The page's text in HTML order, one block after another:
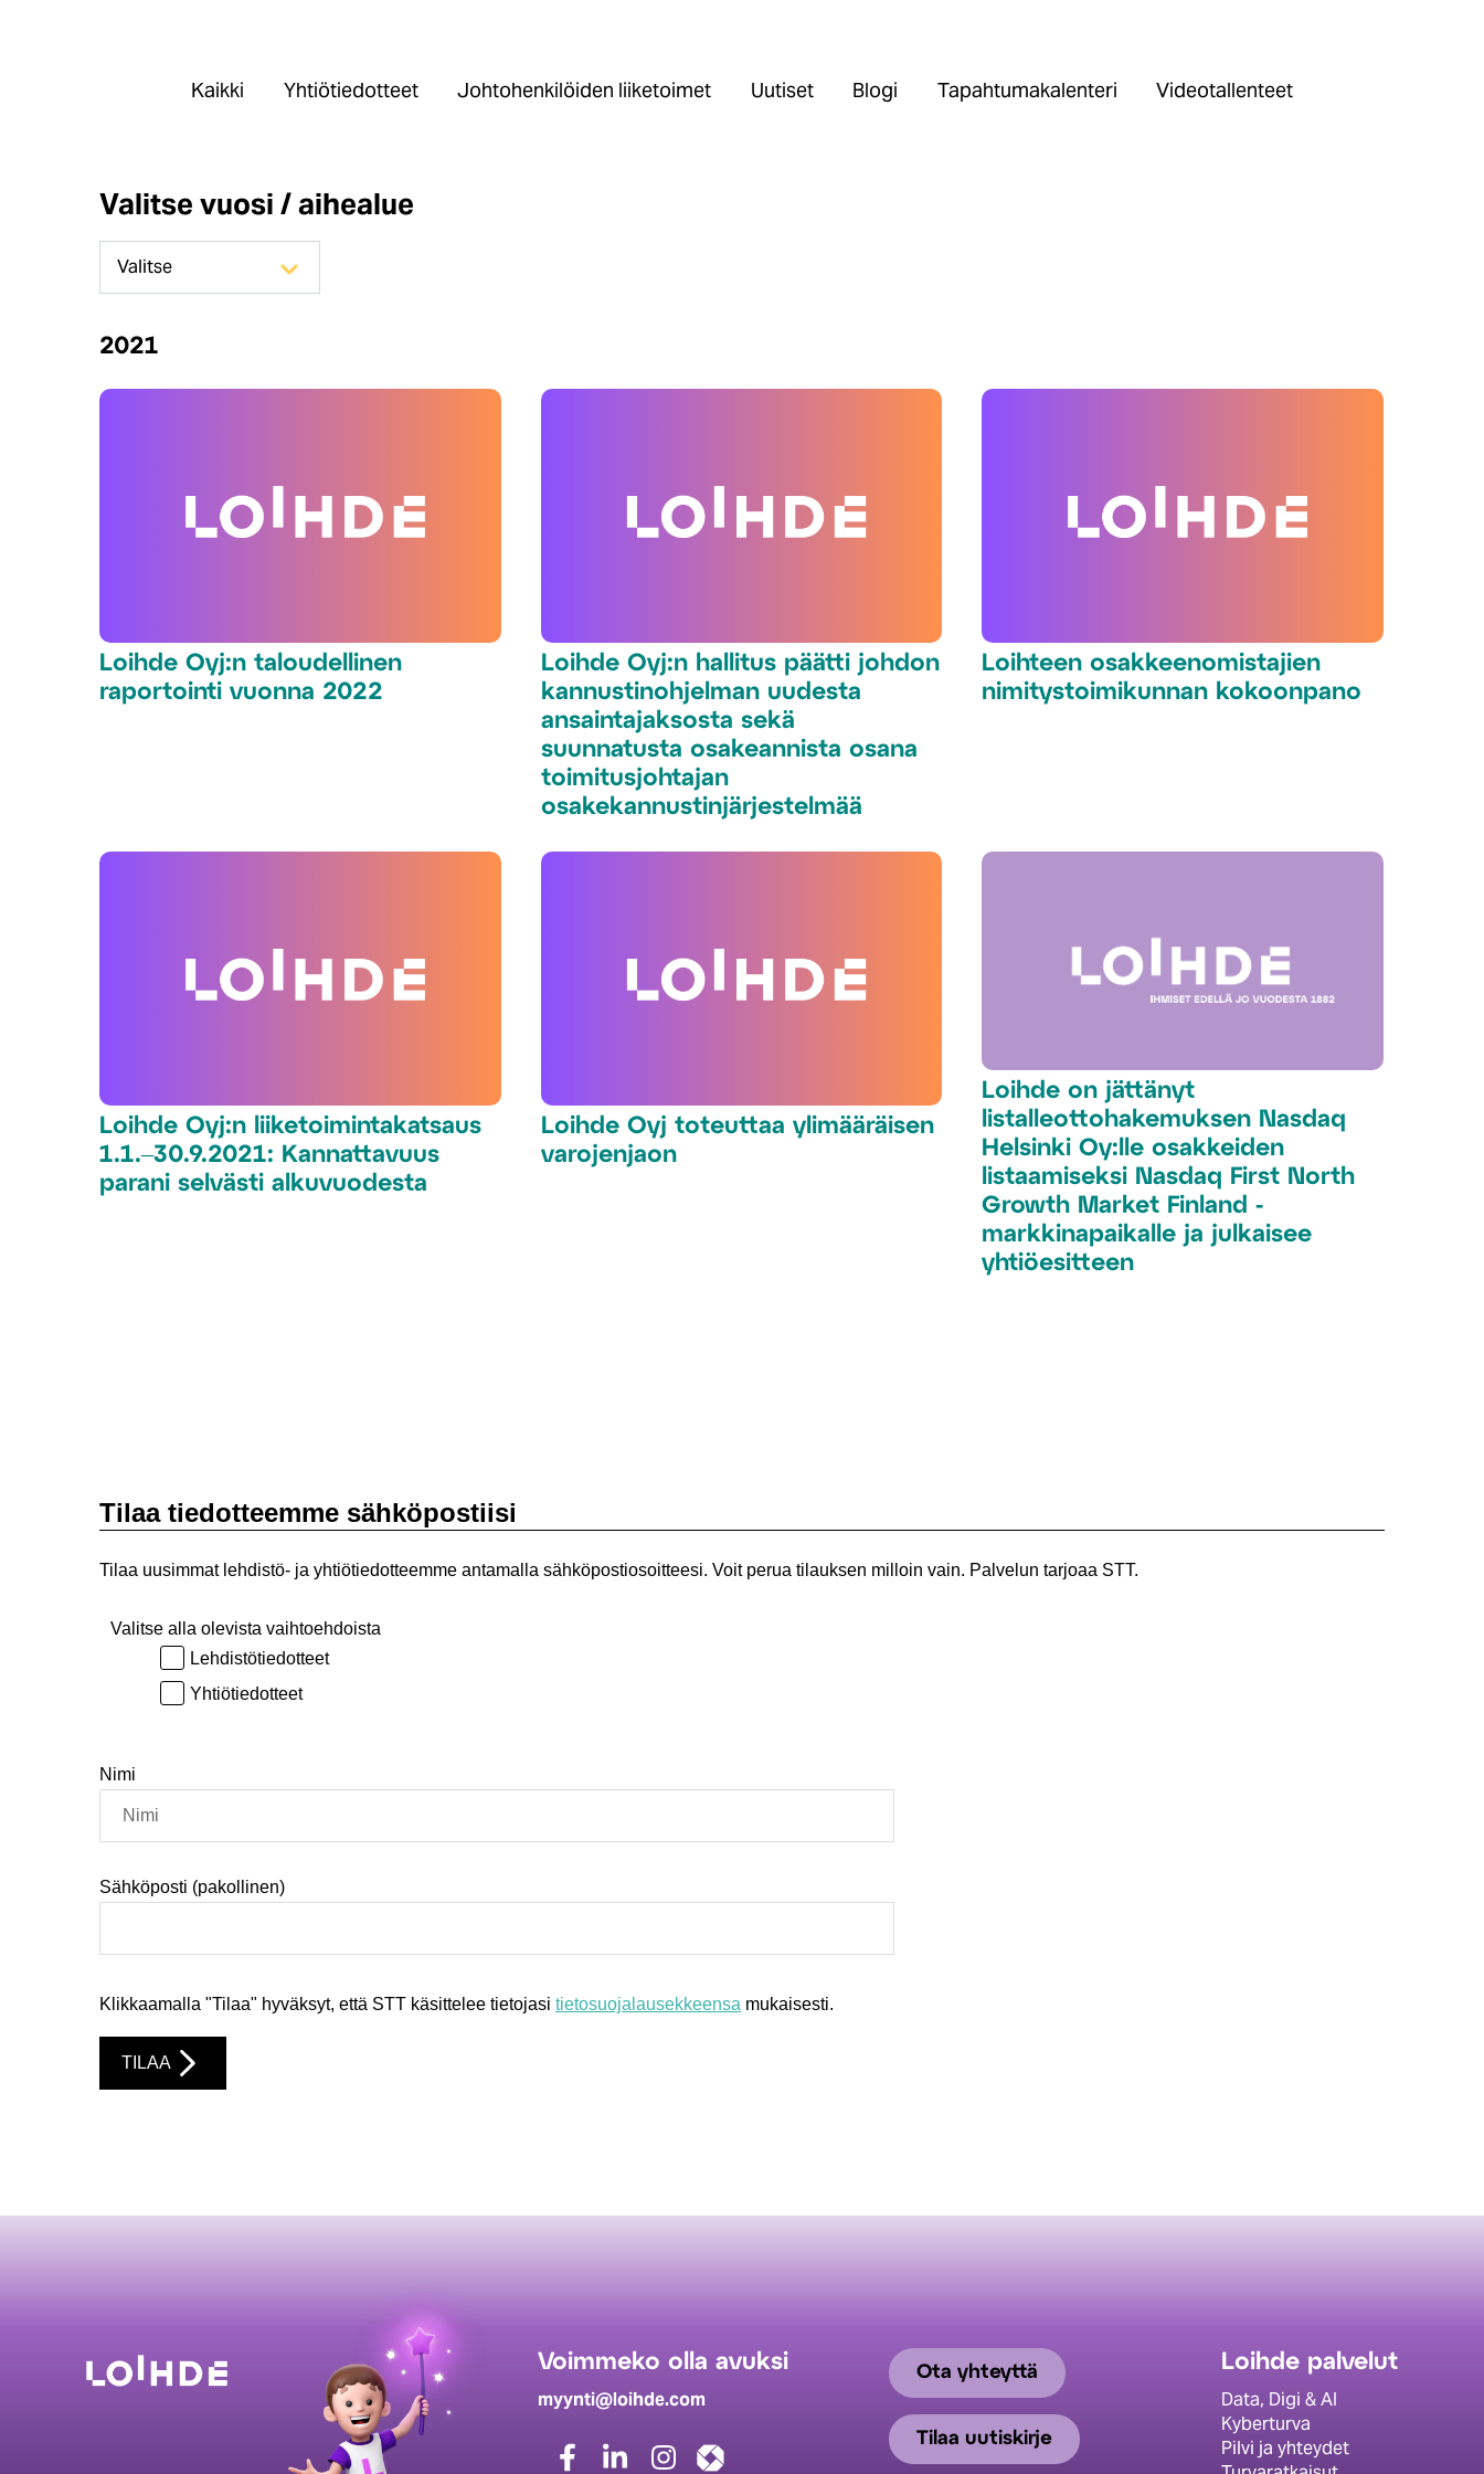
Kaikki Yhtiötiedotteet Johtohenkilöiden liiketoimet Uutiset Blogi Tapahtumakalenteri Videotallenteet
Valitse vuosi / aihealue
2021
Loihde Oyj:n taloudellinen
raportointi vuonna 2022
Loihde Oyj:n hallitus päätti johdon
kannustinohjelman uudesta
ansaintajaksosta sekä
suunnatusta osakeannista osana
toimitusjohtajan
osakekannustinjärjestelmää
Loihteen osakkeenomistajien
nimitystoimikunnan kokoonpano
Loihde Oyj:n liiketoimintakatsaus
1.1.‒30.9.2021: Kannattavuus
parani selvästi alkuvuodesta
Loihde Oyj toteuttaa ylimääräisen
varojenjaon
Loihde on jättänyt
listalleottohakemuksen Nasdaq
Helsinki Oy:lle osakkeiden
listaamiseksi Nasdaq First North
Growth Market Finland -
markkinapaikalle ja julkaisee
yhtiöesitteen
Voimmeko olla avuksi
myynti@loihde.com
Ota yhteyttä
Tilaa uutiskirje
Loihde palvelut
Data, Digi & AI
Kyberturva
Pilvi ja yhteydet